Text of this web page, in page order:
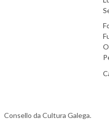
Consello da Cultura Galega.